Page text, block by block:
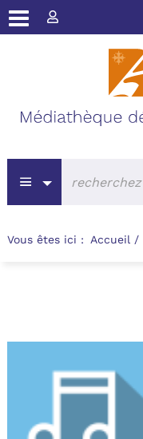
Vous êtes ici : Accueil /